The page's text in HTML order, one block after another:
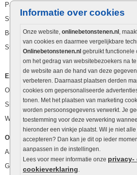
Informatie over cookies
Onze website, onlinebetonstenen.nl ,
van cookies en daarmee vergelijkbare
Onlinebetonstenen.nl gebruikt functionele
om het gedrag van websitebezoekers na
de website aan de hand van deze
verbeteren. Daarnaast plaatsen derden
cookies om gepersonaliseerde
tonen. Met het plaatsen van marketing
worden persoonsgegevens verwerkt. Je
toestemming voor deze verwerking
hieronder een vinkje plaatst. Wil je niet
accepteren? Dan kan je dit op ieder
aanpassen in de instellingen.
Lees voor meer informatie onze privacy-
cookieverklaring.
Palissaden
Stapelblokken
Betonblokken
Stapelstenen
Extra benodigdheden
Ophoogzand
Siergrind en siersplit
Waterafvoer
Overig
Aanbiedingen
Goedkope bestrating